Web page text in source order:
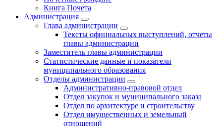
Книга Почета
Администрация
Глава администрации
Тексты официальных выступлений, отчеты
главы администрации
Заместитель главы администрации
Статистические данные и показатели
муниципального образования
Отделы администрации
Административно-правовой отдел
Отдел закупок и муниципального заказа
Отдел по архитектуре и строительству
Отдел имущественных и земельный
отношений